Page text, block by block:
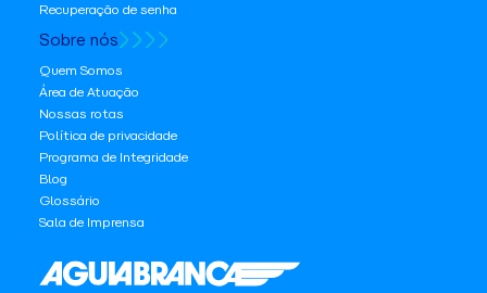
Recuperação de senha
Sobre nós
Quem Somos
Área de Atuação
Nossas rotas
Política de privacidade
Programa de Integridade
Blog
Glossário
Sala de Imprensa